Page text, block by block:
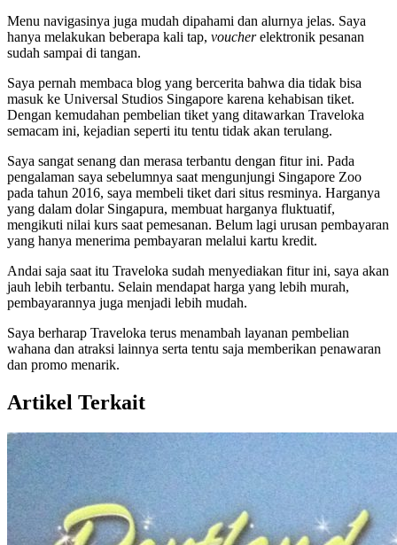
Menu navigasinya juga mudah dipahami dan alurnya jelas. Saya
hanya melakukan beberapa kali tap, voucherelektronik pesanan
sudah sampai di tangan.
Saya pernah membaca blog yang bercerita bahwa dia tidak bisa
masuk ke Universal Studios Singapore karena kehabisan tiket.
Dengan kemudahan pembelian tiket yang ditawarkan Traveloka
semacam ini, kejadian seperti itu tentu tidak akan terulang.
Saya sangat senang dan merasa terbantu dengan fitur ini. Pada
pengalaman saya sebelumnya saat mengunjungi Singapore Zoo
pada tahun 2016, saya membeli tiket dari situs resminya. Harganya
yang dalam dolar Singapura, membuat harganya fluktuatif,
mengikuti nilai kurs saat pemesanan. Belum lagi urusan pembayaran
yang hanya menerima pembayaran melalui kartu kredit.
Andai saja saat itu Traveloka sudah menyediakan fitur ini, saya akan
jauh lebih terbantu. Selain mendapat harga yang lebih murah,
pembayarannya juga menjadi lebih mudah.
Saya berharap Traveloka terus menambah layanan pembelian
wahana dan atraksi lainnya serta tentu saja memberikan penawaran
dan promo menarik.
Artikel Terkait